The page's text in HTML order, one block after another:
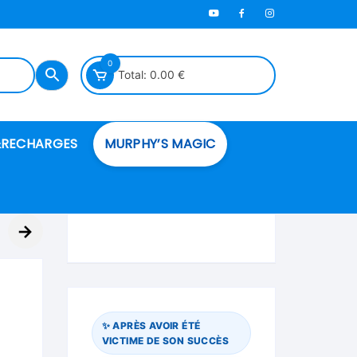
0
Total: 0.00 €
MURPHY’S MAGIC
→
✨ APRÈS AVOIR ÉTÉ
VICTIME DE SON SUCCÈS